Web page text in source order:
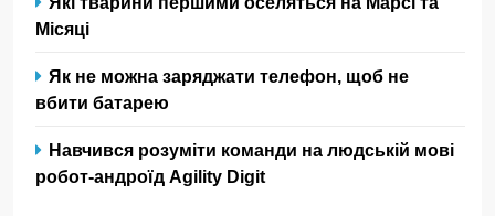
Місяці
Як не можна заряджати телефон, щоб не
вбити батарею
Навчився розуміти команди на людській мові
робот-андроїд Agility Digit